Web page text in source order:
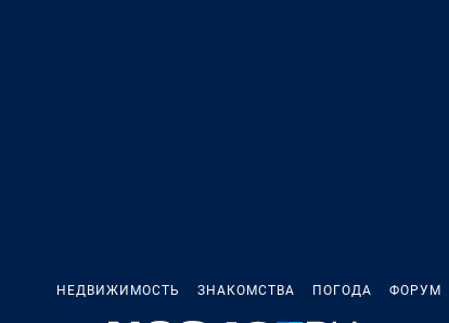
НЕДВИЖИМОСТЬ ЗНАКОМСТВА ПОГОДА ФОРУМ